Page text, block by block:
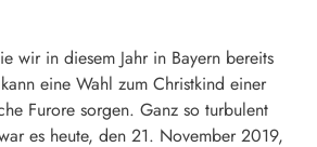
wir in diesem Jahr in Bayern bereits
eine Wahl zum Christkind einer
Furore sorgen. Ganz so turbulent
es heute, den 21. November 2019,